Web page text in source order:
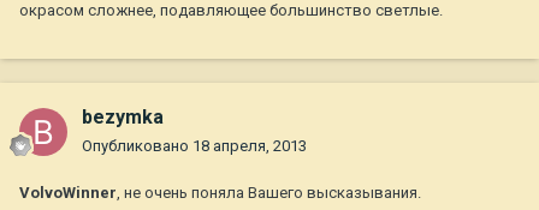
окрасом сложнее, подавляющее большинство светлые.
bezymka
Опубликовано 18 апреля, 2013
VolvoWinner, не очень поняла Вашего высказывания.